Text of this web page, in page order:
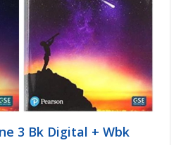
3 Bk Digital + Wbk